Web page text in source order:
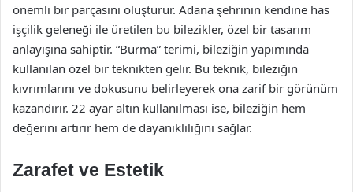
önemli bir parçasını oluşturur. Adana şehrinin kendine has
işçilik geleneği ile üretilen bu bilezikler, özel bir tasarım
anlayışına sahiptir. “Burma” terimi, bileziğin yapımında
kullanılan özel bir teknikten gelir. Bu teknik, bileziğin
kıvrımlarını ve dokusunu belirleyerek ona zarif bir görünüm
kazandırır. 22 ayar altın kullanılması ise, bileziğin hem
değerini artırır hem de dayanıklılığını sağlar.
Zarafet ve Estetik